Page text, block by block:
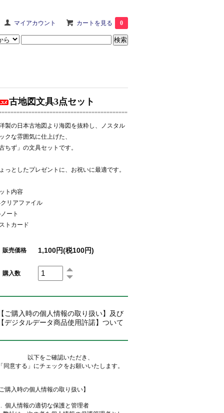
マイアカウント カートを見る 0
古地図文具3点セット
製の日本古地図より海図を抜粋し、ノスタル
クな雰囲気に仕上げた、
ちず」の文具セットです。
っとしたプレゼントに、お祝いに最適です。
ト内容
リアファイル
ート
トカード
販売価格 1,100円(税100円)
購入数
ご購入時の個人情報の取り扱い】及び
デジタルデータ商品使用許諾】ついて
以下をご確認いただき、
同意する」にチェックをお願いいたします。
購入時の個人情報の取り扱い】
個人情報の適切な保護と管理者